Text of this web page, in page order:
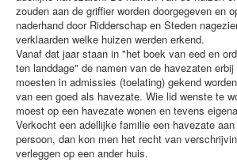
zouden aan de griffier worden doorgegeven en
naderhand door Ridderschap en Steden
verklaarden welke huizen werden erkend.
Vanaf dat jaar staan in "het boek van eed en
ten landdage" de namen van de havezaten
moesten in admissies (toelating) gekend
van een goed als havezate. Wie lid wenste te
moest op een havezate wonen en tevens
Verkocht een adellijke familie een havezate
persoon, dan kon men het recht van
verleggen op een ander huis.